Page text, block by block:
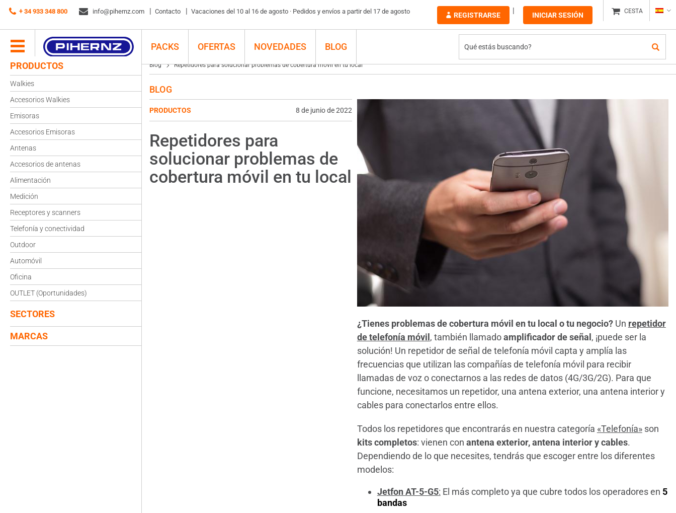
+ 34 933 348 800 info@pihernz.com Contacto Vacaciones del 10 al 16 de agosto · Pedidos y envíos a partir del 17 de agosto REGISTRARSE INICIAR SESIÓN CESTA
PACKS OFERTAS NOVEDADES
BLOG
PRODUCTOS
Walkies
Accesorios Walkies
Emisoras
Accesorios Emisoras
Antenas
Accesorios de antenas
Alimentación
Medición
Receptores y scanners
Telefonía y conectividad
Outdoor
Automóvil
Oficina
OUTLET (Oportunidades)
SECTORES
MARCAS
Blog Repetidores para solucionar problemas de cobertura móvil en tu local
BLOG
PRODUCTOS 8 de junio de 2022
Repetidores para
solucionar problemas de
cobertura móvil en tu local
¿Tienes problemas de cobertura móvil en tu local o tu negocio?Un repetidor
de telefonía móvil , también llamadoamplificador de señal , ¡puede ser la
solución! Un repetidor de señal de telefonía móvil capta y amplía las
frecuencias que utilizan las compañías de telefonía móvil para recibir
llamadas de voz o conectarnos a las redes de datos (4G/3G/2G). Para que
funcione, necesitamos un repetidor, una antena exterior, una antena interior y
cables para conectarlos entre ellos.
Todos los repetidores que encontrarás en nuestra categoría «Telefonía»son
kits completos: vienen con antena exterior, antena interior y cables.
Dependiendo de lo que necesites, tendrás que escoger entre los diferentes
modelos:
Jetfon AT-5-G5: El más completo ya que cubre todos los operadores en 5
bandas